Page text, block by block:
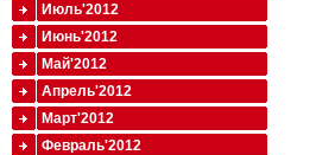
Июль'2012
Июнь'2012
Май'2012
Апрель'2012
Март'2012
Февраль'2012